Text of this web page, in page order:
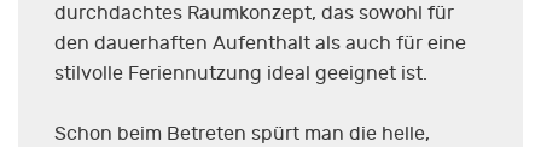
durchdachtes Raumkonzept, das sowohl für
den dauerhaften Aufenthalt als auch für eine
stilvolle Feriennutzung ideal geeignet ist.
Schon beim Betreten spürt man die helle,